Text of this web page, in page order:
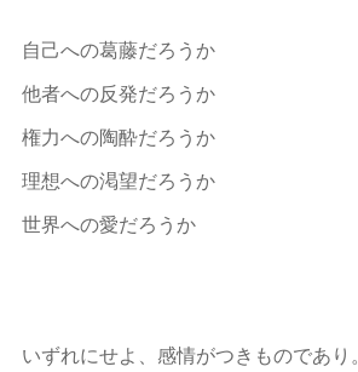
自己への葛藤だろうか
他者への反発だろうか
権力への陶酔だろうか
理想への渇望だろうか
世界への愛だろうか
いずれにせよ、感情がつきものであり。